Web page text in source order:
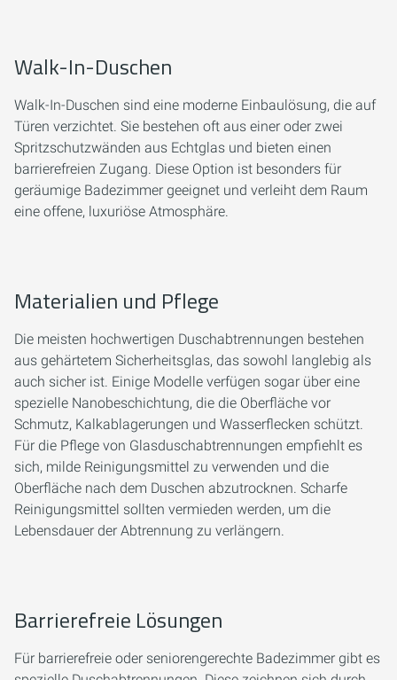
Walk-In-Duschen
Walk-In-Duschen sind eine moderne Einbaulösung, die auf
Türen verzichtet. Sie bestehen oft aus einer oder zwei
Spritzschutzwänden aus Echtglas und bieten einen
barrierefreien Zugang. Diese Option ist besonders für
geräumige Badezimmer geeignet und verleiht dem Raum
eine offene, luxuriöse Atmosphäre.
Materialien und Pflege
Die meisten hochwertigen Duschabtrennungen bestehen
aus gehärtetem Sicherheitsglas, das sowohl langlebig als
auch sicher ist. Einige Modelle verfügen sogar über eine
spezielle Nanobeschichtung, die die Oberfläche vor
Schmutz, Kalkablagerungen und Wasserflecken schützt.
Für die Pflege von Glasduschabtrennungen empfiehlt es
sich, milde Reinigungsmittel zu verwenden und die
Oberfläche nach dem Duschen abzutrocknen. Scharfe
Reinigungsmittel sollten vermieden werden, um die
Lebensdauer der Abtrennung zu verlängern.
Barrierefreie Lösungen
Für barrierefreie oder seniorengerechte Badezimmer gibt es